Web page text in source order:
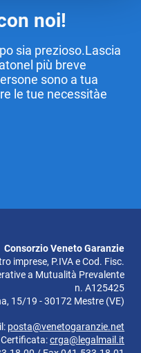
noi!
sia prezioso.Lascia
più breve
sono a tua
le tue necessitàe
Consorzio Veneto Garanzie
imprese, P.IVA e Cod. Fisc.
a Mutualità Prevalente
n. A125425
15/19 - 30172 Mestre (VE)
posta@venetogaranzie.net
crga@legalmail.it